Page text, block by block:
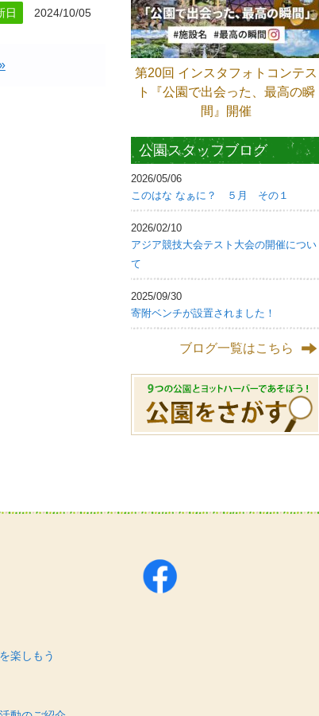
日 2024/10/05
第20回 インスタフォトコンテス
ト『公園で出会った、最高の瞬
間』開催
公園スタッフブログ
2026/05/06
このはな なぁに？ ５月 その１
2026/02/10
アジア競技大会テスト大会の開催につい
て
2025/09/30
寄附ベンチが設置されました！
ブログ一覧はこちら
楽しもう